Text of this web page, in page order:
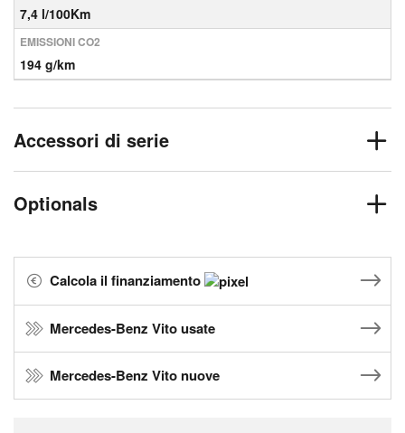
7,4 l/100Km
EMISSIONI CO2
194 g/km
Accessori di serie
Optionals
Calcola il finanziamento
Mercedes-Benz Vito usate
Mercedes-Benz Vito nuove